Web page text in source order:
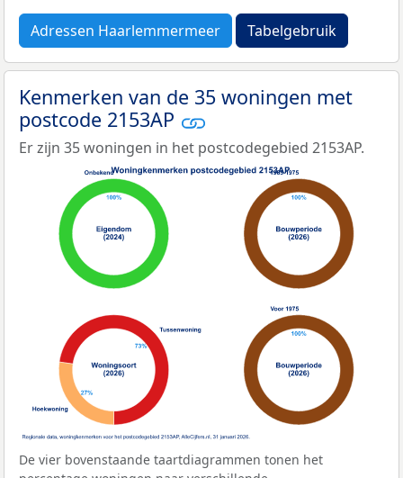
Adressen Haarlemmermeer Tabelgebruik
Kenmerken van de 35 woningen met
postcode 2153AP
Er zijn 35 woningen in het postcodegebied 2153AP.
De vier bovenstaande taartdiagrammen tonen het